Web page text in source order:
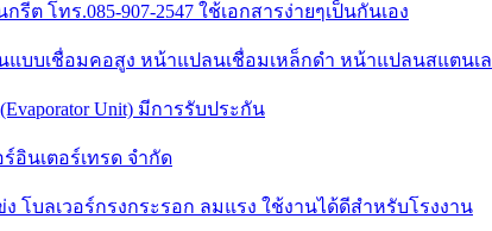
ต โทร.085-907-2547 ใช้เอกสารง่ายๆเป็นกันเอง
บบเชื่อมคอสูง หน้าแปลนเชื่อมเหล็กดำ หน้าแปลนสแตนเล
Unit) มีการรับประกัน
อินเตอร์เทรด จำกัด
โบลเวอร์กรงกระรอก ลมแรง ใช้งานได้ดีสำหรับโรงงาน